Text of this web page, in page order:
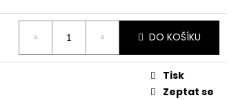
DO KOŠÍKU
Tisk
Zeptat se